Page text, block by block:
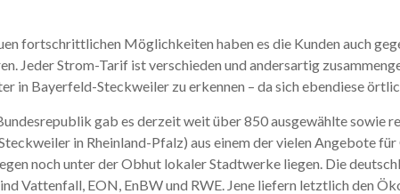
fortschrittlichen Möglichkeiten haben es die Kunden auch
Jeder Strom-Tarif ist verschieden und andersartig
in Bayerfeld-Steckweiler zu erkennen – da sich ebendiese
gab es derzeit weit über 850 ausgewählte
in Rheinland-Pfalz) aus einem der vielen Angebote
noch unter der Obhut lokaler Stadtwerke liegen. Die
Vattenfall, EON, EnBW und RWE. Jene liefern letztlich den